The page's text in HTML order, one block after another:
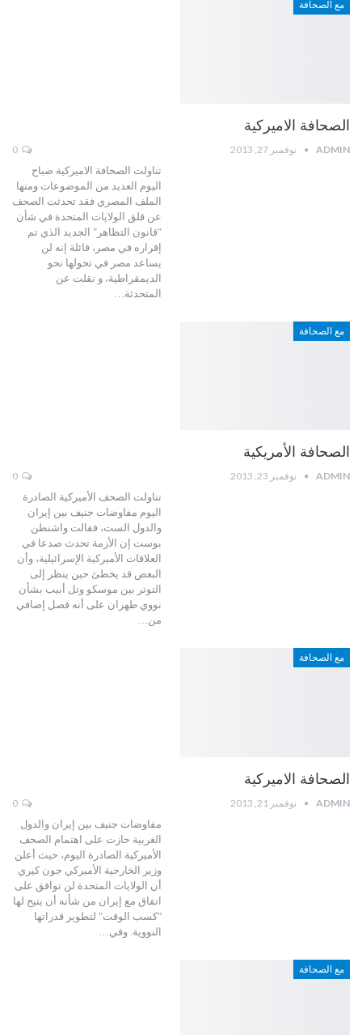
مع الصحافة
الصحافة الاميركية
ADMIN نوفمبر 27, 2013
تناولت الصحافة الاميركية صباح
اليوم العديد من الموضوعات ومنها
الملف المصري فقد تحدثت الصحف
عن قلق الولايات المتحدة في شأن
"قانون التظاهر" الجديد الذي تم
إقراره في مصر، قائلة إنه لن
يساعد مصر في تحولها نحو
الديمقراطية، و نقلت عن
المتحدثة…
مع الصحافة
الصحافة الأمريكية
ADMIN نوفمبر 23, 2013
تناولت الصحف الأميركية الصادرة
اليوم مفاوضات جنيف بين إيران
والدول الست، فقالت واشنطن
بوست إن الأزمة تحدث صدعا في
العلاقات الأميركية الإسرائيلية، وأن
البعض قد يخطئ حين ينظر إلى
التوتر بين موسكو وتل أبيب بشأن
نووي طهران على أنه فصل إضافي
من…
مع الصحافة
الصحافة الاميركية
ADMIN نوفمبر 21, 2013
مفاوضات جنيف بين إيران والدول
الغربية حازت على اهتمام الصحف
الأميركية الصادرة اليوم، حيث أعلن
وزير الخارجية الأميركي جون كيري
أن الولايات المتحدة لن توافق على
اتفاق مع إيران من شأنه أن يتيح لها
"كسب الوقت" لتطوير قدراتها
النووية. وفي…
مع الصحافة